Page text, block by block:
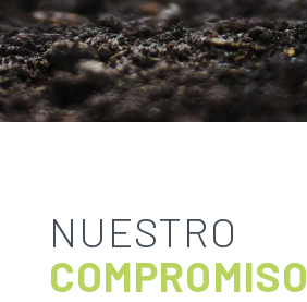
NUESTRO
COMPROMISO